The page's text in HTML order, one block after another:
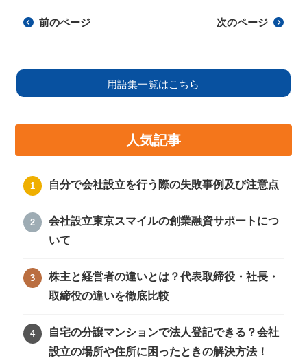
前のページ 次のページ
用語集一覧はこちら
人気記事
自分で会社設立を行う際の失敗事例及び注意点
会社設立東京スマイルの創業融資サポートにつ
いて
株主と経営者の違いとは？代表取締役・社長・
取締役の違いを徹底比較
自宅の分譲マンションで法人登記できる？会社
設立の場所や住所に困ったときの解決方法！